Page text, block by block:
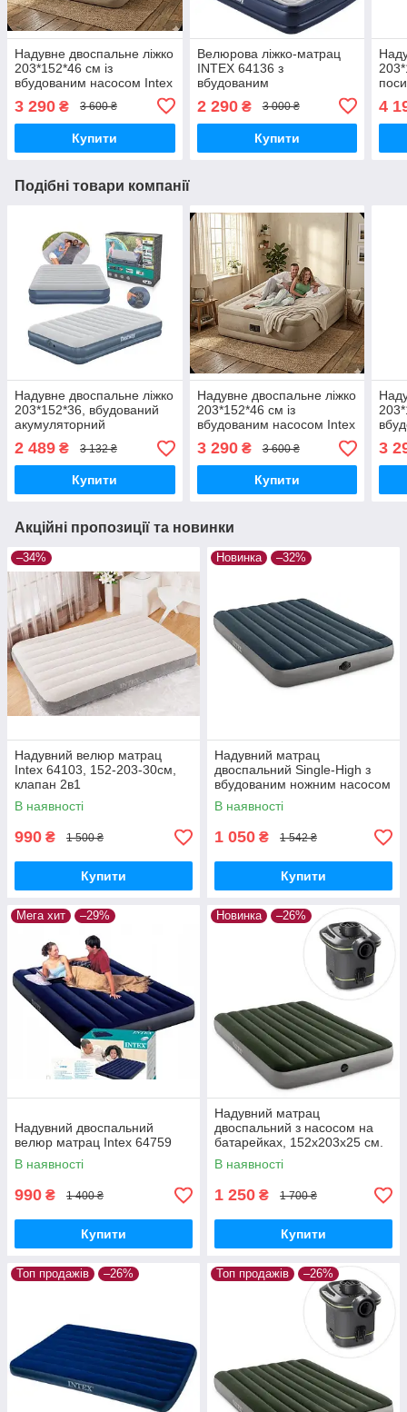
Надувне двоспальне ліжко
203*152*46 см із
вбудованим насосом Intex
3 290 ₴ 3 600 ₴
Купити
Велюрова ліжко-матрац
INTEX 64136 з
вбудованим
ел.насосом,152*203*42 см
2 290₴ 3 000 ₴
Купити
4
Подібні товари компанії
Надувне двоспальне ліжко
203*152*36, вбудований
акумуляторний
електронасос із зарядкою
від USB
2 489 ₴ 3 132 ₴
Купити
Надувне двоспальне ліжко
203*152*46 см із
вбудованим насосом Intex
64428
3 290₴ 3 600 ₴
Купити
3
Акційні пропозиції та новинки
–34%
Надувний велюр матрац
Intex 64103, 152-203-30см,
клапан 2в1
В наявності
990 ₴ 1 500 ₴
Купити
Новинка –32%
Надувний матрац
двоспальний Single-High з
вбудованим ножним насосом
137*191*25 см
В наявності
1 050 ₴ 1 542 ₴
Купити
Мега хит –29%
Надувний двоспальний
велюр матрац Intex 64759
В наявності
990 ₴ 1 400 ₴
Купити
Новинка –26%
Надувний матрац
двоспальний з насосом на
батарейках, 152х203х25 см.
64779
В наявності
1 250 ₴ 1 700 ₴
Купити
Топ продажів –26% Топ продажів –26%